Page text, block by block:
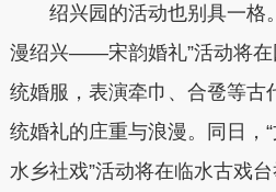
绍兴园的活动也别具一格。
漫绍兴——宋韵婚礼”活动将在
统婚服，表演牵巾、合卺等古
统婚礼的庄重与浪漫。同日
水乡社戏”活动将在临水古戏